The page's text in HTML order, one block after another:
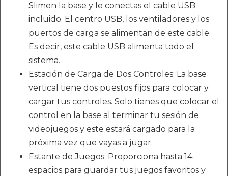
Slimen la base y le conectas el cable USB
incluido. El centro USB, los ventiladores y los
puertos de carga se alimentan de este cable.
Es decir, este cable USB alimenta todo el
sistema.
Estación de Carga de Dos Controles: La base
vertical tiene dos puestos fijos para colocar y
cargar tus controles. Solo tienes que colocar el
control en la base al terminar tu sesión de
videojuegos y este estará cargado para la
próxima vez que vayas a jugar.
Estante de Juegos: Proporciona hasta 14
espacios para guardar tus juegos favoritos y